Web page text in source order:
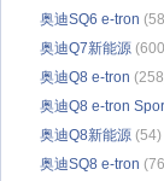
奥迪SQ6 e-tron
奥迪Q7新能源
奥迪Q8 e-tron
奥迪Q8 e-tron
(119)
奥迪Q8新能源 (54)
奥迪SQ8 e-tron